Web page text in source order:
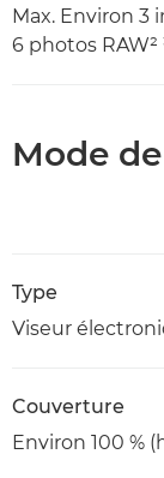
Max. Environ 3
6 photos RAW²
Mode
Type
Viseur
Couverture
Environ 100 %